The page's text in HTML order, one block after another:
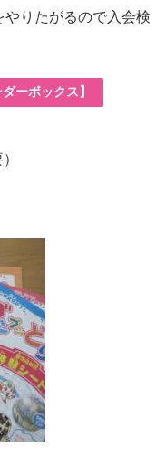
りたがるので入会検
ーボックス】